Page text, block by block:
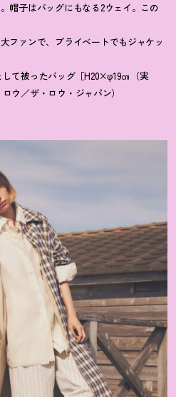
帽子はバッグにもなる2ウェイ。この
ファンで、プライベートでもジャケッ
て被ったバッグ［H20×φ19㎝（実
ウ／ザ・ロウ・ジャパン）